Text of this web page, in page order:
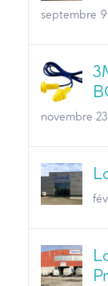
septembre
novembre